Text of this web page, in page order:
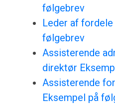
følgebrev
Leder af
følgebrev
Assisterende
direktør
Assisterende
Eksempel på